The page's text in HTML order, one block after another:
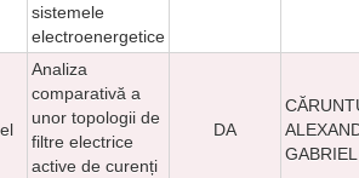
sistemele
electroenergetice
Analiza
comparativă a
unor topologii de
filtre electrice
active de curenți
DA
GABRIEL